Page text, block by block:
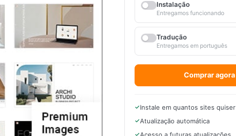
Instalação
Entregamos funcionando
Tradução
Entregamos em português
Comprar agora
Instale em quantos sites quiser
Atualização automática